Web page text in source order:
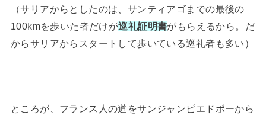
（サリアからとしたのは、サンティアゴまでの最後の
100kmを歩いた者だけが巡礼証明書がもらえるから。だ
からサリアからスタートして歩いている巡礼者も多い）
ところが、フランス人の道をサンジャンピエドポーから